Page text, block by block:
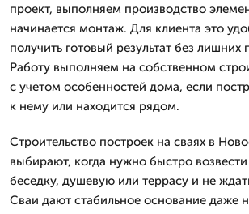
проект, выполняем производство
начинается монтаж. Для клиента это
получить готовый результат без лишних
Работу выполняем на собственном
с учетом особенностей дома, если
к нему или находится рядом.
Строительство построек на сваях в
выбирают, когда нужно быстро
беседку, душевую или террасу и не
Сваи дают стабильное основание даже